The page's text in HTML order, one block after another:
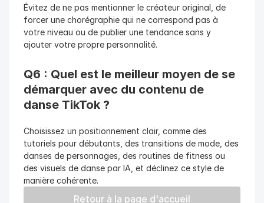
Évitez de ne pas mentionner le créateur original, de
forcer une chorégraphie qui ne correspond pas à
votre niveau ou de publier une tendance sans y
ajouter votre propre personnalité.
Q6 : Quel est le meilleur moyen de se
démarquer avec du contenu de
danse TikTok ?
Choisissez un positionnement clair, comme des
tutoriels pour débutants, des transitions de mode, des
danses de personnages, des routines de fitness ou
des visuels de danse par IA, et déclinez ce style de
manière cohérente.
Retour à la page d'accueil